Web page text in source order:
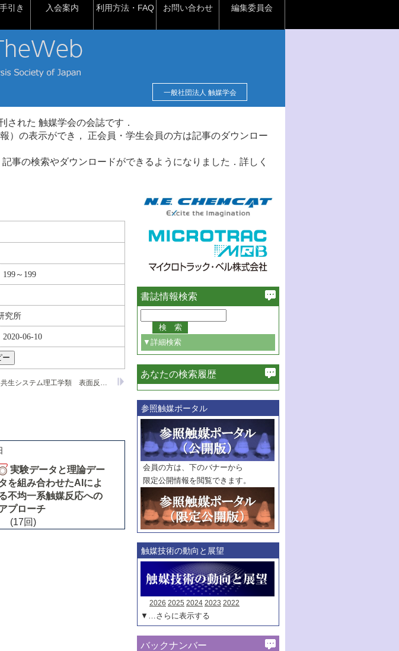
引き 入会案内 利用方法・FAQ お問い合わせ 編集委員会
一般社団法人 触媒学会
された 触媒学会の会誌です．
）の表示ができ， 正会員・学生会員の方は記事のダウンロー
事の検索やダウンロードができるようになりました．詳しく
199～199
究所
2020-06-10
福島大学 共生システム理工学類 表面反応化学研究室
実験データと理論デー
を組み合わせたAIによ
不均一系触媒反応への
プローチ
(17回)
書誌情報検索
▼詳細検索
必ず含む
巻・号指定
巻
号
範囲指定
巻
号～
巻
号
触媒年鑑
年度
記事種別
マーク：
マークあり
あなたの検索履歴
参照触媒ポータル
会員の方は、下のバナーから
限定公開情報を閲覧できます。
触媒技術の動向と展望
2026 2025 2024 2023 2022
▼…さらに表示する
バックナンバー